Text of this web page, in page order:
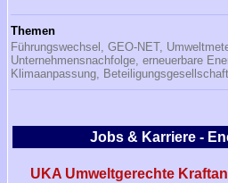
Themen
Führungswechsel,
GEO-NET,
Unternehmensnachfolge, erneuerbare
Klimaanpassung,
Beteiligungsgesellschaft,
Jobs & Karriere -
UKA Umweltgerechte